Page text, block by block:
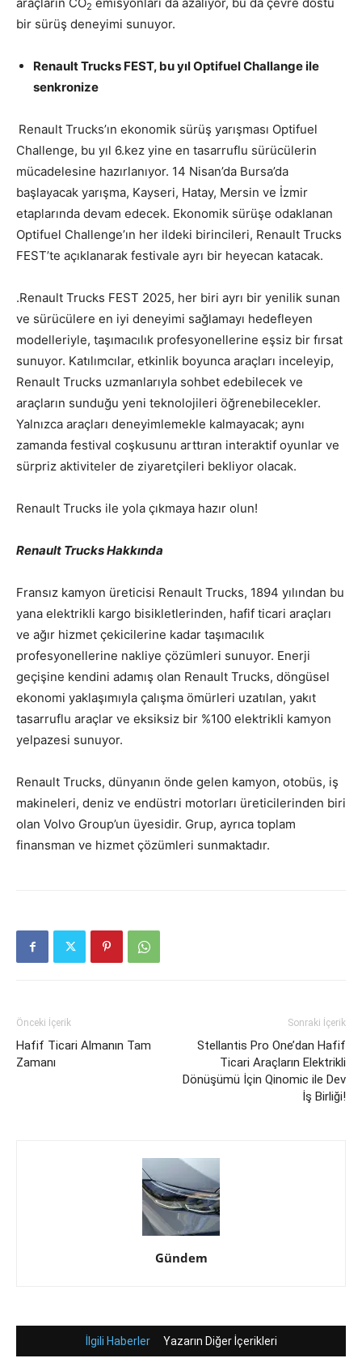
2
bir sürüş deneyimi sunuyor.
Renault Trucks FEST, bu yıl Optifuel Challange ile
senkronize
Renault Trucks’ın ekonomik sürüş yarışması Optifuel
Challenge, bu yıl 6.kez yine en tasarruflu sürücülerin
mücadelesine hazırlanıyor. 14 Nisan’da Bursa’da
başlayacak yarışma, Kayseri, Hatay, Mersin ve İzmir
etaplarında devam edecek. Ekonomik sürüşe odaklanan
Optifuel Challenge’ın her ildeki birincileri, Renault Trucks
FEST’te açıklanarak festivale ayrı bir heyecan katacak.
.Renault Trucks FEST 2025, her biri ayrı bir yenilik sunan
ve sürücülere en iyi deneyimi sağlamayı hedefleyen
modelleriyle, taşımacılık profesyonellerine eşsiz bir fırsat
sunuyor. Katılımcılar, etkinlik boyunca araçları inceleyip,
Renault Trucks uzmanlarıyla sohbet edebilecek ve
araçların sunduğu yeni teknolojileri öğrenebilecekler.
Yalnızca araçları deneyimlemekle kalmayacak; aynı
zamanda festival coşkusunu arttıran interaktif oyunlar ve
sürpriz aktiviteler de ziyaretçileri bekliyor olacak.
Renault Trucks ile yola çıkmaya hazır olun!
Renault Trucks Hakkında
Fransız kamyon üreticisi Renault Trucks, 1894 yılından bu
yana elektrikli kargo bisikletlerinden, hafif ticari araçları
ve ağır hizmet çekicilerine kadar taşımacılık
profesyonellerine nakliye çözümleri sunuyor. Enerji
geçişine kendini adamış olan Renault Trucks, döngüsel
ekonomi yaklaşımıyla çalışma ömürleri uzatılan, yakıt
tasarruflu araçlar ve eksiksiz bir %100 elektrikli kamyon
yelpazesi sunuyor.
Renault Trucks, dünyanın önde gelen kamyon, otobüs, iş
makineleri, deniz ve endüstri motorları üreticilerinden biri
olan Volvo Group’un üyesidir. Grup, ayrıca toplam
finansman ve hizmet çözümleri sunmaktadır.
Önceki İçerik
Hafif Ticari Almanın Tam
Zamanı
Sonraki İçerik
Stellantis Pro One’dan Hafif
Ticari Araçların Elektrikli
Dönüşümü İçin Qinomic ile Dev
İş Birliği!
Gündem
İlgili Haberler Yazarın Diğer İçerikleri